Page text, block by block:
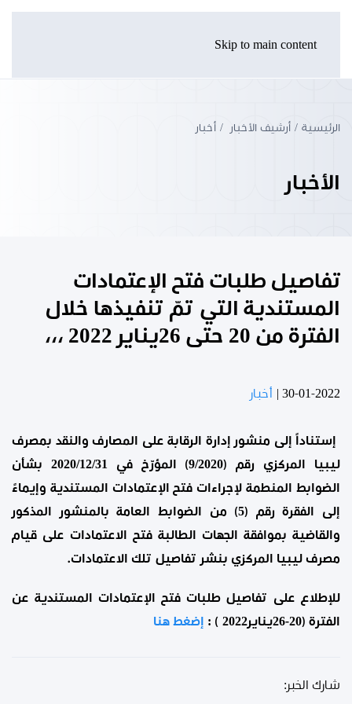
Skip to main content
الرئيسية أرشيف الأخبار أخبار
الأخبار
تفاصيل طلبات فتح الإعتمادات
المستندية التي تمّ تنفيذها خلال
الفترة من 20 حتى 26يناير 2022 ،،،
30-01-2022 أخبار
إستناداً إلى منشور إدارة الرقابة على المصارف والنقد بمصرف
ليبيا المركزي رقم (9/2020) المؤرّخ في 2020/12/31 بشأن
الضوابط المنطمة لإجراءات فتح الإعتمادات المستندية وإيماءً
إلى الفقرة رقم (5) من الضوابط العامة بالمنشور المذكور
والقاضية بموافقة الجهات الطالبة فتح الاعتمادات على قيام
مصرف ليبيا المركزي بنشر تفاصيل تلك الاعتمادات.
للإطلاع على تفاصيل طلبات فتح الإعتمادات المستندية عن
الفترة (20-26يناير2022 ) :
إضغط هنا
شارك الخبر: